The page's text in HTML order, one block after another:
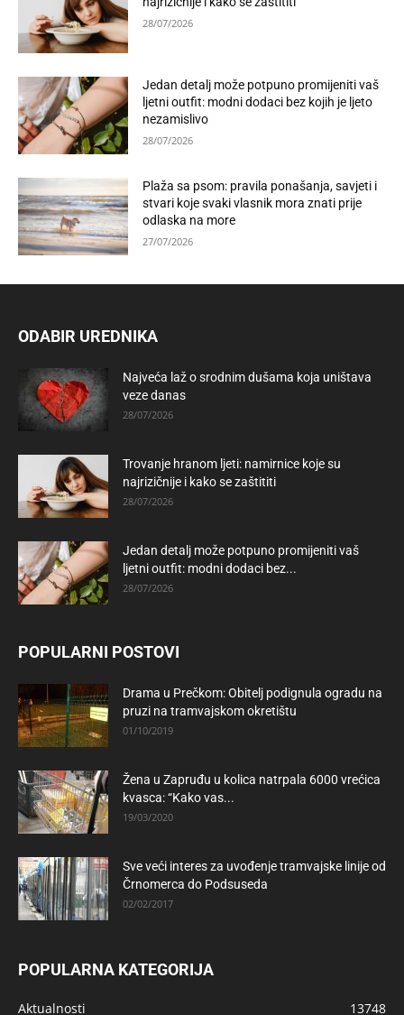
28/07/2026
Jedan detalj može potpuno promijeniti vaš
ljetni outfit: modni dodaci bez kojih je ljeto
nezamislivo
28/07/2026
Plaža sa psom: pravila ponašanja, savjeti i
stvari koje svaki vlasnik mora znati prije
odlaska na more
27/07/2026
ODABIR UREDNIKA
Najveća laž o srodnim dušama koja uništava
veze danas
28/07/2026
Trovanje hranom ljeti: namirnice koje su
najrizičnije i kako se zaštititi
28/07/2026
Jedan detalj može potpuno promijeniti vaš
ljetni outfit: modni dodaci bez...
28/07/2026
POPULARNI POSTOVI
Drama u Prečkom: Obitelj podignula ogradu na
pruzi na tramvajskom okretištu
01/10/2019
Žena u Zapruđu u kolica natrpala 6000 vrećica
kvasca: “Kako vas...
19/03/2020
Sve veći interes za uvođenje tramvajske linije od
Črnomerca do Podsuseda
02/02/2017
POPULARNA KATEGORIJA
Aktualnosti
13748